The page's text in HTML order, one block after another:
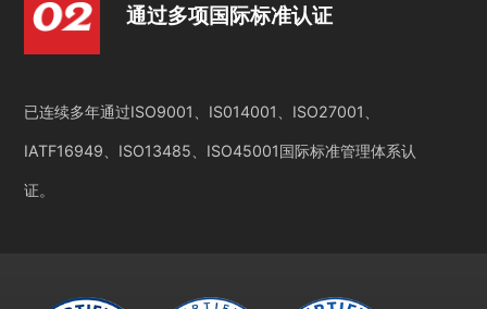
通过多项国际标准认证
已连续多年通过ISO9001、IS014001、ISO27001、
IATF16949、ISO13485、ISO45001国际标准管理体系认
证。